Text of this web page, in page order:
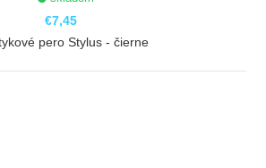
€7,45
pero Stylus - čierne